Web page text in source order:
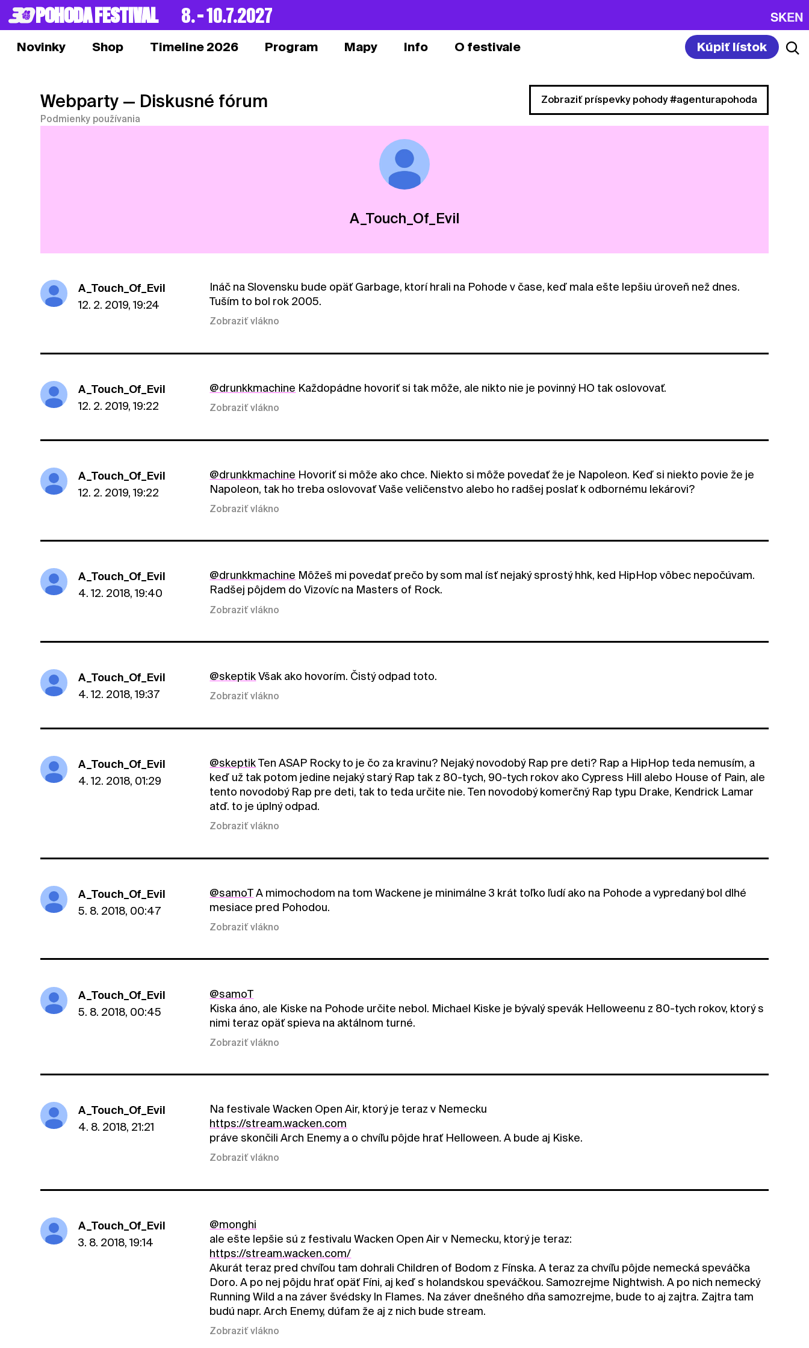
POHODA FESTIVAL 8. – 10.7.2027 SKEN
Novinky Shop Timeline 2026 Program Mapy Info O festivale Kúpiť lístok
Webparty — Diskusné fórum
Podmienky používania
Zobraziť príspevky pohody #agenturapohoda
A_Touch_Of_Evil
A_Touch_Of_Evil
12. 2. 2019, 19:24
Ináč na Slovensku bude opäť Garbage, ktorí hrali na Pohode v čase, keď mala ešte lepšiu úroveň než dnes.
Tuším to bol rok 2005.
Zobraziť vlákno
A_Touch_Of_Evil
12. 2. 2019, 19:22
@drunkkmachine Každopádne hovoriť si tak môže, ale nikto nie je povinný HO tak oslovovať.
Zobraziť vlákno
A_Touch_Of_Evil
12. 2. 2019, 19:22
@drunkkmachine Hovoriť si môže ako chce. Niekto si môže povedať že je Napoleon. Keď si niekto povie že je
Napoleon, tak ho treba oslovovať Vaše veličenstvo alebo ho radšej poslať k odbornému lekárovi?
Zobraziť vlákno
A_Touch_Of_Evil
4. 12. 2018, 19:40
@drunkkmachine Môžeš mi povedať prečo by som mal ísť nejaký sprostý hhk, ked HipHop vôbec nepočúvam.
Radšej pôjdem do Vizovíc na Masters of Rock.
Zobraziť vlákno
A_Touch_Of_Evil
4. 12. 2018, 19:37
@skeptikVšak ako hovorím. Čistý odpad toto.
Zobraziť vlákno
A_Touch_Of_Evil
4. 12. 2018, 01:29
@skeptikTen ASAP Rocky to je čo za kravinu? Nejaký novodobý Rap pre deti? Rap a HipHop teda nemusím, a
keď už tak potom jedine nejaký starý Rap tak z 80-tych, 90-tych rokov ako Cypress Hill alebo House of Pain, ale
tento novodobý Rap pre deti, tak to teda určite nie. Ten novodobý komerčný Rap typu Drake, Kendrick Lamar
atď. to je úplný odpad.
Zobraziť vlákno
A_Touch_Of_Evil
5. 8. 2018, 00:47
@samoTA mimochodom na tom Wackene je minimálne 3 krát toľko ľudí ako na Pohode a vypredaný bol dlhé
mesiace pred Pohodou.
Zobraziť vlákno
A_Touch_Of_Evil
5. 8. 2018, 00:45
@samoT
Kiska áno, ale Kiske na Pohode určite nebol. Michael Kiske je bývalý spevák Helloweenu z 80-tych rokov, ktorý s
nimi teraz opäť spieva na aktálnom turné.
Zobraziť vlákno
A_Touch_Of_Evil
4. 8. 2018, 21:21
Na festivale Wacken Open Air, ktorý je teraz v Nemecku
https://stream.wacken.com
práve skončili Arch Enemy a o chvíľu pôjde hrať Helloween. A bude aj Kiske.
Zobraziť vlákno
A_Touch_Of_Evil
3. 8. 2018, 19:14
@monghi
ale ešte lepšie sú z festivalu Wacken Open Air v Nemecku, ktorý je teraz:
https://stream.wacken.com/
Akurát teraz pred chvíľou tam dohrali Children of Bodom z Fínska. A teraz za chvíľu pôjde nemecká speváčka
Doro. A po nej pôjdu hrať opäť Fíni, aj keď s holandskou speváčkou. Samozrejme Nightwish. A po nich nemecký
Running Wild a na záver švédsky In Flames. Na záver dnešného dňa samozrejme, bude to aj zajtra. Zajtra tam
budú napr. Arch Enemy, dúfam že aj z nich bude stream.
Zobraziť vlákno